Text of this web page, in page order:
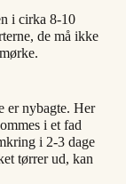
i cirka 8-10
de må ikke
er nybagte. Her
i et fad
i 2-3 dage
tørrer ud, kan